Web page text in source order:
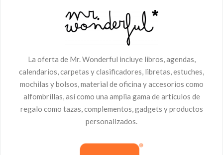
La oferta de Mr. Wonderful incluye libros, agendas,
calendarios, carpetas y clasificadores, libretas, estuches,
mochilas y bolsos, material de oficina y accesorios como
alfombrillas, así como una amplia gama de artículos de
regalo como tazas, complementos, gadgets y productos
personalizados.